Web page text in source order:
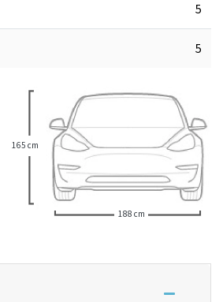
5
5
165 cm
188 cm